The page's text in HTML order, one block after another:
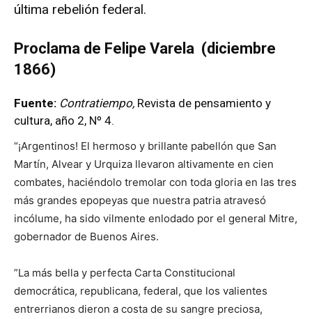
última rebelión federal.
Proclama de Felipe Varela (diciembre
1866)
Fuente: Contratiempo, Revista de pensamiento y
cultura, año 2, Nº 4.
“¡Argentinos! El hermoso y brillante pabellón que San
Martín, Alvear y Urquiza llevaron altivamente en cien
combates, haciéndolo tremolar con toda gloria en las tres
más grandes epopeyas que nuestra patria atravesó
incólume, ha sido vilmente enlodado por el general Mitre,
gobernador de Buenos Aires.
”La más bella y perfecta Carta Constitucional
democrática, republicana, federal, que los valientes
entrerrianos dieron a costa de su sangre preciosa,